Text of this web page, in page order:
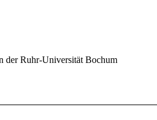
der Ruhr-Universität Bochum